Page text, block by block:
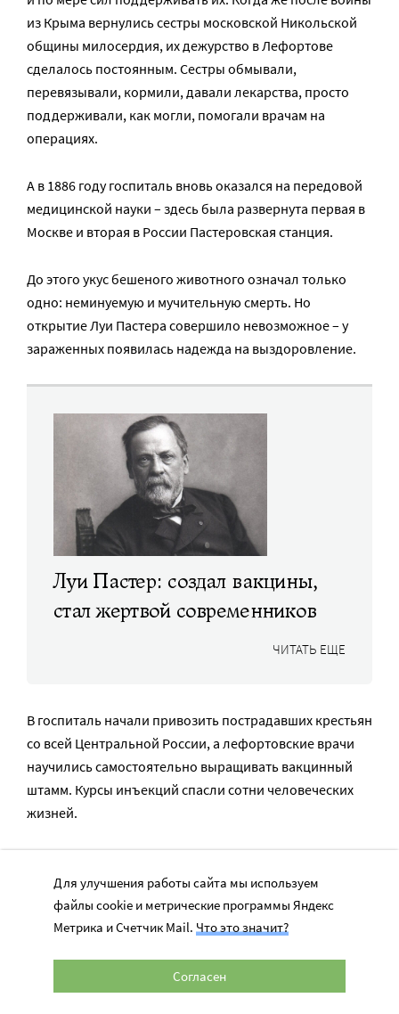
из Крыма вернулись сестры московской Никольской
общины милосердия, их дежурство в Лефортове
сделалось постоянным. Сестры обмывали,
перевязывали, кормили, давали лекарства, просто
поддерживали, как могли, помогали врачам на
операциях.
А в 1886 году госпиталь вновь оказался на передовой
медицинской науки – здесь была развернута первая в
Москве и вторая в России Пастеровская станция.
До этого укус бешеного животного означал только
одно: неминуемую и мучительную смерть. Но
открытие Луи Пастера совершило невозможное – у
зараженных появилась надежда на выздоровление.
Луи Пастер: создал вакцины,
стал жертвой современников
ЧИТАТЬ ЕЩЕ
В госпиталь начали привозить пострадавших крестьян
со всей Центральной России, а лефортовские врачи
научились самостоятельно выращивать вакцинный
штамм. Курсы инъекций спасли сотни человеческих
жизней.
Уникальные операции
Бурденко и антибиотики
Ермольевой
Для улучшения работы сайта мы используем
файлы cookie и метрические программы Яндекс
Метрика и Счетчик Mail. Что это значит?
Согласен